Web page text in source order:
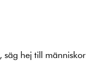
säg hej till människor